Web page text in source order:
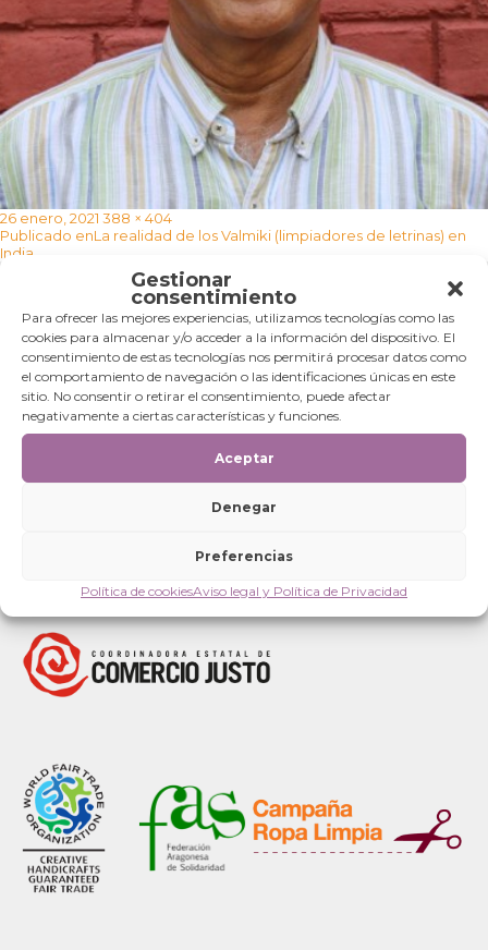
Gestionar
consentimiento
Para ofrecer las mejores experiencias, utilizamos tecnologías como las
cookies para almacenar y/o acceder a la información del dispositivo. El
consentimiento de estas tecnologías nos permitirá procesar datos como
el comportamiento de navegación o las identificaciones únicas en este
sitio. No consentir o retirar el consentimiento, puede afectar
negativamente a ciertas características y funciones.
Aceptar
Denegar
Preferencias
Política de cookiesAviso legal y Política de Privacidad
Publicado
el
26 enero, 2021 Tamaño
completo
388 × 404
Navegación
de
entradas
Publicado enLa realidad de los Valmiki (limpiadores de letrinas) en
India
Categorías